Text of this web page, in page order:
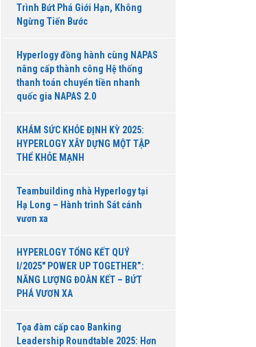
Trình Bứt Phá Giới Hạn, Không
Ngừng Tiến Bước
Hyperlogy đồng hành cùng NAPAS
nâng cấp thành công Hệ thống
thanh toán chuyển tiền nhanh
quốc gia NAPAS 2.0
KHÁM SỨC KHỎE ĐỊNH KỲ 2025:
HYPERLOGY XÂY DỰNG MỘT TẬP
THỂ KHỎE MẠNH
Teambuilding nhà Hyperlogy tại
Hạ Long – Hành trình Sát cánh
vươn xa
HYPERLOGY TỔNG KẾT QUÝ
I/2025″ POWER UP TOGETHER”:
NĂNG LƯỢNG ĐOÀN KẾT – BỨT
PHÁ VƯƠN XA
Tọa đàm cấp cao Banking
Leadership Roundtable 2025: Hơn